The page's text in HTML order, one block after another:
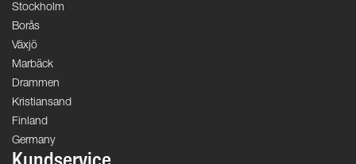
Stockholm
Borås
Växjö
Marbäck
Drammen
Kristiansand
Finland
Germany